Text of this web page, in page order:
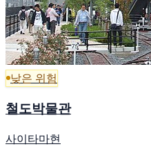
낮은 위험
철도박물관
사이타마현